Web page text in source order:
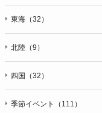
東海（32）
北陸（9）
四国（32）
季節イベント（111）